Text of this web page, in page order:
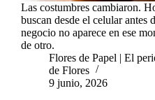
Las costumbres cambiaron.
buscan desde el celular antes
negocio no aparece en ese
de otro.
Flores de Papel | El
de Flores
9 junio, 2026